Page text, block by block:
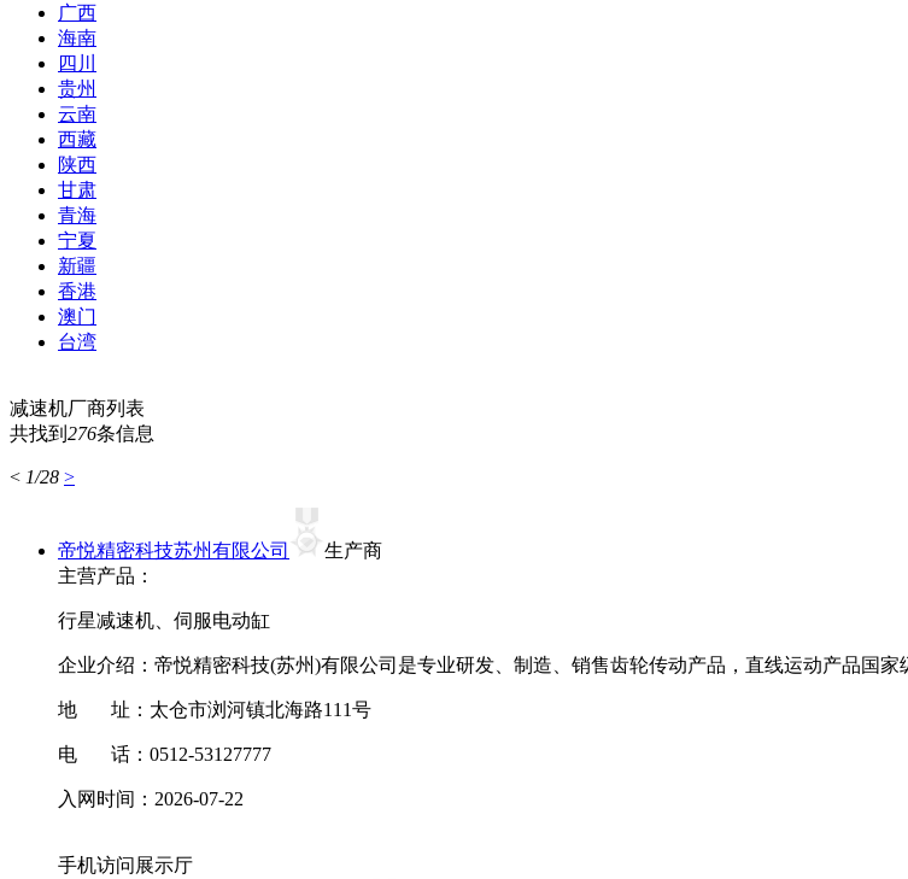
广西
海南
四川
贵州
云南
西藏
陕西
甘肃
青海
宁夏
新疆
香港
澳门
台湾
减速机厂商列表
共找到 276条信息
< 1/28 >
帝悦精密科技苏州有限公司
生产商
主营产品：
行星减速机、伺服电动缸
企业介绍： 帝悦精密科技(苏州)有限公司是专业研发、制造、销售齿轮传动产品，直线运动产品国
地 址： 太仓市浏河镇北海路111号
电 话：0512-53127777
入网时间： 2026-07-22
手机访问展示厅